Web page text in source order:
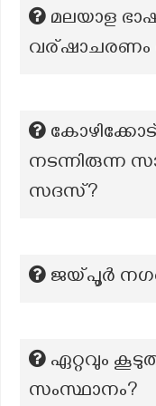
മലയാള
വര്ഷാചരണം
നടന്നിരുന്ന
സദസ്?
ജയ്പൂർ
ഏറ്റവും
സംസ്ഥാനം?